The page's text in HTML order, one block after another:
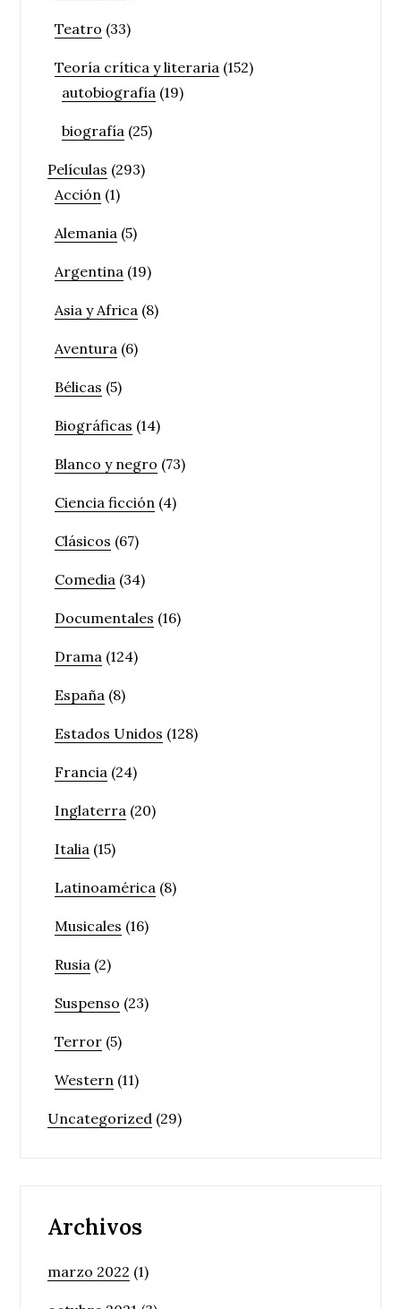
Teatro (33)
Teoría crítica y literaria (152)
autobiografía (19)
biografía (25)
Películas (293)
Acción (1)
Alemania (5)
Argentina (19)
Asia y Africa (8)
Aventura (6)
Bélicas (5)
Biográficas (14)
Blanco y negro (73)
Ciencia ficción (4)
Clásicos (67)
Comedia (34)
Documentales (16)
Drama (124)
España (8)
Estados Unidos (128)
Francia (24)
Inglaterra (20)
Italia (15)
Latinoamérica (8)
Musicales (16)
Rusia (2)
Suspenso (23)
Terror (5)
Western (11)
Uncategorized (29)
Archivos
marzo 2022 (1)